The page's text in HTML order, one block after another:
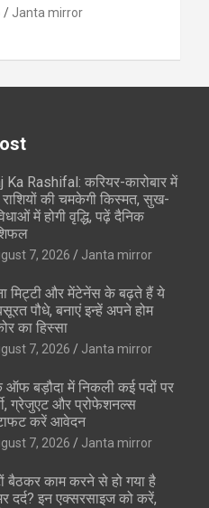
Janta mirror
Ka Rashifal: करियर-कारोबार में
की चमकेगी किस्मत, सुख-
में होगी वृद्धि, पढ़ें दैनिक
7, 2026 Janta mirror
मिट्टी और मेंटेनेंस के बढ़ते हैं ये
पौधे, बनाएं इन्‍हें अपने होम
का हिस्‍सा
7, 2026 Janta mirror
ऑफ बड़ौदा में निकली कई पदों पर
ग्रेजुएट और प्रोफेशनल्स
करें आवेदन
7, 2026 Janta mirror
बैठकर काम करने से हो गया है
दर्द? इन एक्सरसाइज को करें,